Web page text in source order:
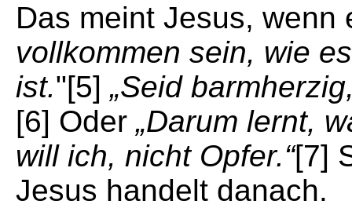
Das meint Jesus,
vollkommen sein, wie
ist."[5] „Seid
[6] Oder „Darum lernt,
will ich, nicht Opfer.“[7]
Jesus handelt danach.